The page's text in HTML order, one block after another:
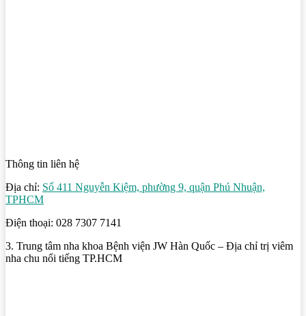
Thông tin liên hệ
Địa chỉ: Số 411 Nguyễn Kiệm, phường 9, quận Phú Nhuận,
TPHCM
Điện thoại: 028 7307 7141
3. Trung tâm nha khoa Bệnh viện JW Hàn Quốc – Địa chỉ trị viêm
nha chu nổi tiếng TP.HCM